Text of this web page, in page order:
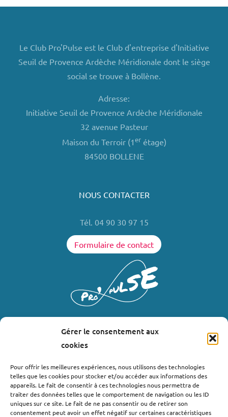
Gérer le consentement aux
cookies
Pour offrir les meilleures expériences, nous utilisons des technologies
telles que les cookies pour stocker et/ou accéder aux informations des
appareils. Le fait de consentir à ces technologies nous permettra de
traiter des données telles que le comportement de navigation ou les ID
uniques sur ce site. Le fait de ne pas consentir ou de retirer son
consentement peut avoir un effet négatif sur certaines caractéristiques
Le Club Pro'Pulse est le Club d'entreprise d'Initiative
Seuil de Provence Ardèche Méridionale dont le siège
social se trouve à Bollène.
Adresse:
Initiative Seuil de Provence Ardèche Méridionale
32 avenue Pasteur
Maison du Terroir (1erétage)
84500 BOLLENE
NOUS CONTACTER
Tél. 04 90 30 97 15
Formulaire de contact
Où nous trouver ?
Bollène
Nyons
Valréas